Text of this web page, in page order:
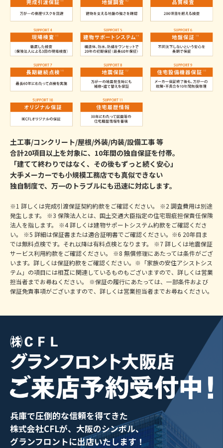
土工事/コンクリート/屋根/外装/内装/設備工事 等
合計20項目以上を対象に、10年間の独自保証を付帯。
「建てて終わりではなく、その後もずっと続く安心」
大手メーカーでも小規模工務店でも真似できない
独自制度で、万一のトラブルにも迅速に対応します。
※1 詳しくは完成引渡保証契約約款をご確認ください。 ※2 調査費用は別途
発生します。 ※3 保険法人とは、国土交通大臣指定の住宅瑕疵担保責任保険
法人を指します。 ※4 詳しくは建物サポートシステム約款をご確認くださ
い。 ※5 詳細は保証書または適合証明書でご確認ください。※6 20年目ま
では無料点検です。それ以降は有料点検となります。 ※7 詳しくは地震保証
サービス利用約款をご確認ください。 ※8 無償修理にあたっては条件がござ
います。詳しくは保証約款をご確認ください。※「家族の安住アシストシス
テム」の項目には相互に関連しているものもございますので、詳しくは営業
担当者までお尋ねください。 ※保証の履行にあたっては、一部条件および
保証免責事項がございますので、詳しくは営業担当者までお尋ねください。
兵庫で圧倒的な信頼を得てきた
株式会社CFLが、大阪のシンボル、
グランフロントに出店いたします！